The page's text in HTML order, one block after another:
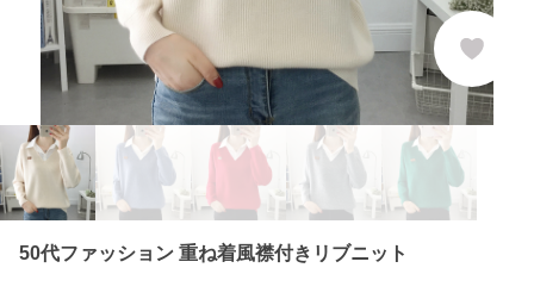
50代ファッション 重ね着風襟付きリブニット